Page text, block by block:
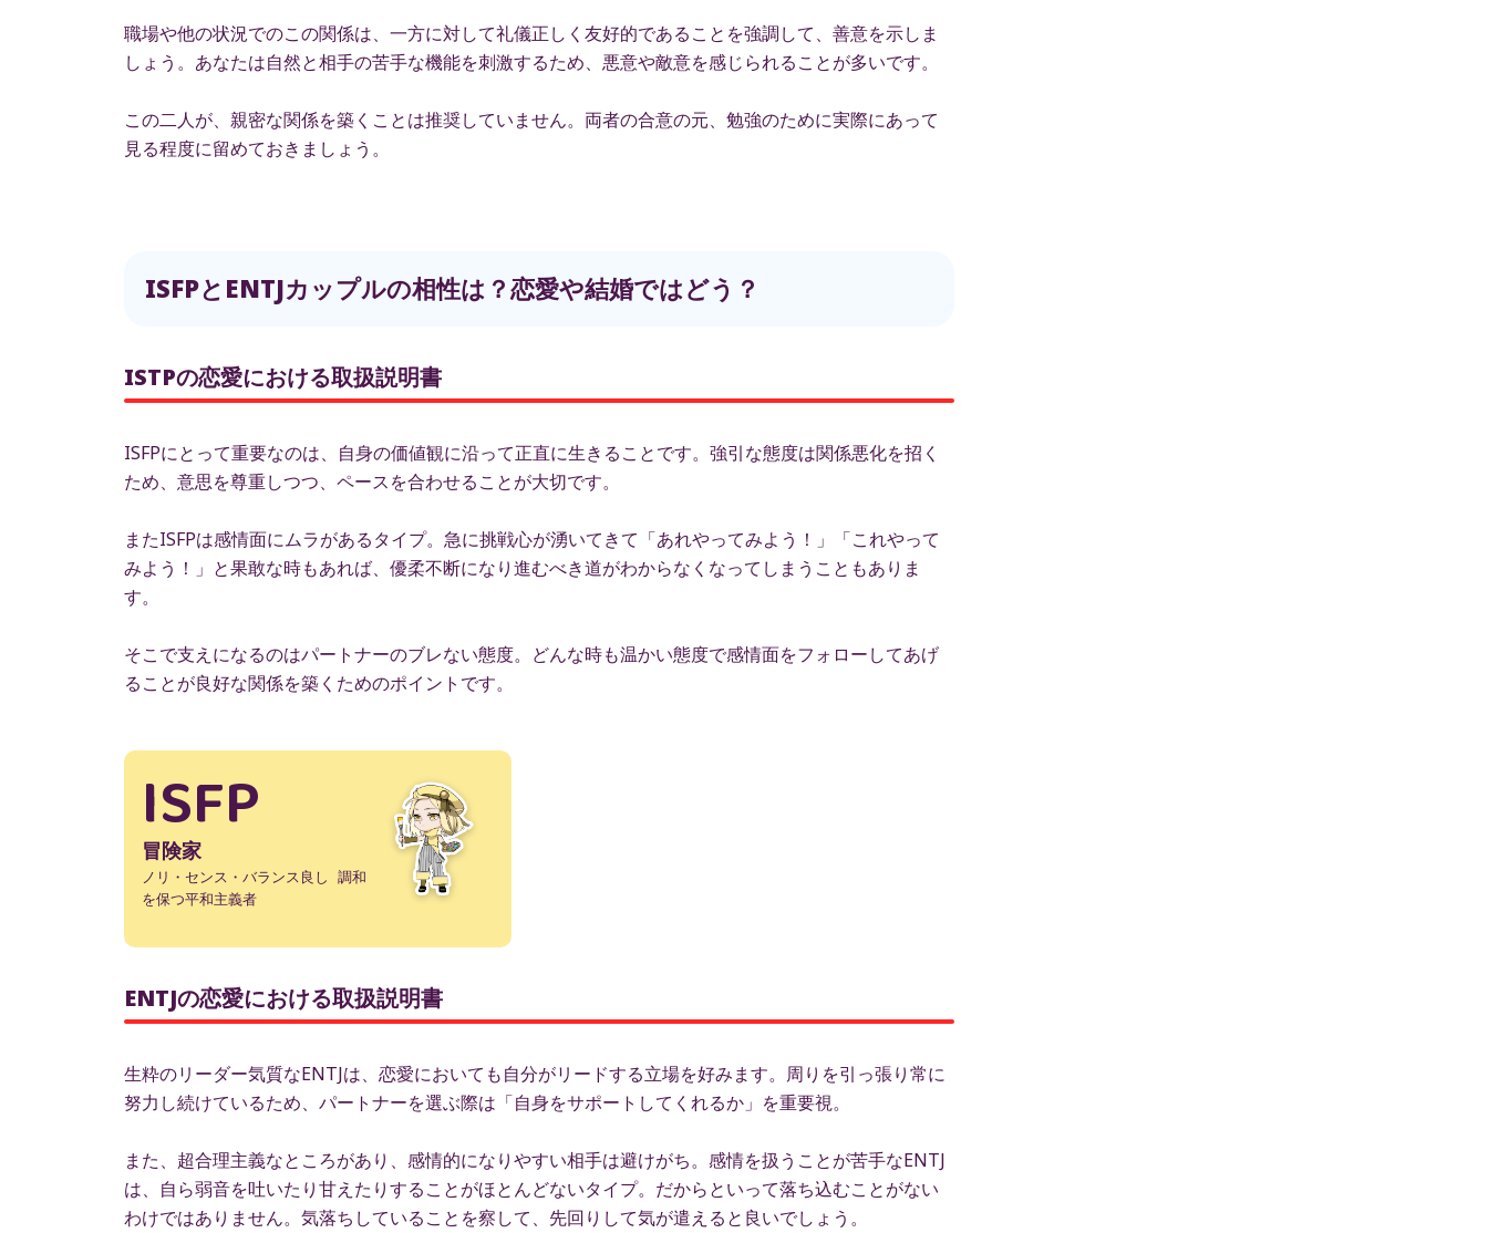
職場や他の状況でのこの関係は、一方に対して礼儀正しく友好的であることを強調して、善意を示しま
しょう。あなたは自然と相手の苦手な機能を刺激するため、悪意や敵意を感じられることが多いです。
この二人が、親密な関係を築くことは推奨していません。両者の合意の元、勉強のために実際にあって
見る程度に留めておきましょう。
ISFPとENTJカップルの相性は？恋愛や結婚ではどう？
ISTPの恋愛における取扱説明書
ISFPにとって重要なのは、自身の価値観に沿って正直に生きることです。強引な態度は関係悪化を招く
ため、意思を尊重しつつ、ペースを合わせることが大切です。
またISFPは感情面にムラがあるタイプ。急に挑戦心が湧いてきて「あれやってみよう！」「これやって
みよう！」と果敢な時もあれば、優柔不断になり進むべき道がわからなくなってしまうこともありま
す。
そこで支えになるのはパートナーのブレない態度。どんな時も温かい態度で感情面をフォローしてあげ
ることが良好な関係を築くためのポイントです。
ISFP
冒険家
ノリ・センス・バランス良し 調和
を保つ平和主義者
ENTJの恋愛における取扱説明書
生粋のリーダー気質なENTJは、恋愛においても自分がリードする立場を好みます。周りを引っ張り常に
努力し続けているため、パートナーを選ぶ際は「自身をサポートしてくれるか」を重要視。
また、超合理主義なところがあり、感情的になりやすい相手は避けがち。感情を扱うことが苦手なENTJ
は、自ら弱音を吐いたり甘えたりすることがほとんどないタイプ。だからといって落ち込むことがない
わけではありません。気落ちしていることを察して、先回りして気が遣えると良いでしょう。